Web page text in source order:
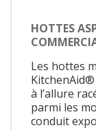
HOTTES
Les hottes
à l’allure
parmi les
conduit